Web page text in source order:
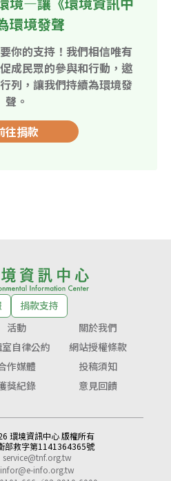
環境發聲
你的支持！我們相信唯有
成民眾的參與和行動，邀
列，讓我們持續為環境發
聲。
往捐款
捐款支持
活動
關於我們
自律公約
網站授權條款
作媒體
投稿須知
獎紀錄 意見回饋
環境資訊中心 版權所有
部救字第1141364365號
service@tnf.org.tw
infor@e-info.org.tw